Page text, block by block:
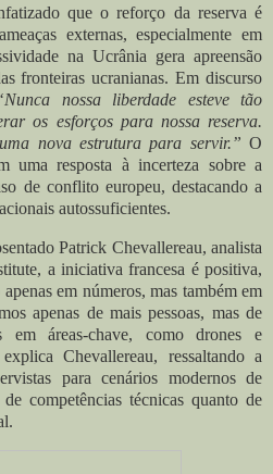
que o reforço da reserva é
externas, especialmente em
na Ucrânia gera apreensão
fronteiras ucranianas. Em discurso
nossa liberdade esteve tão
os esforços para nossa reserva.
nova estrutura para servir.” O
uma resposta à incerteza sobre a
de conflito europeu, destacando a
autossuficientes.
Patrick Chevallereau, analista
a iniciativa francesa é positiva,
em números, mas também em
apenas de mais pessoas, mas de
em áreas-chave, como drones e
Chevallereau, ressaltando a
para cenários modernos de
competências técnicas quanto de